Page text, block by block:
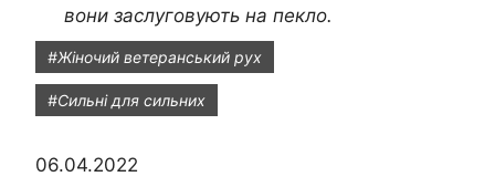
вони заслуговують на пекло.
#Жіночий ветеранський рух
#Сильні для сильних
06.04.2022